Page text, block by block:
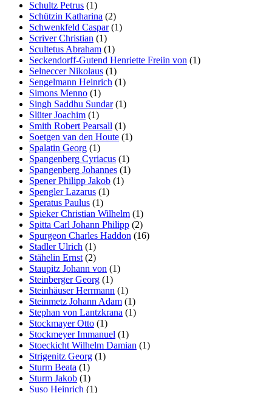
Schultz Petrus (1)
Schützin Katharina (2)
Schwenkfeld Caspar(1)
Scriver Christian (1)
Scultetus Abraham (1)
Seckendorff-Gutend Henriette Freiin von (1)
Selneccer Nikolaus (1)
Sengelmann Heinrich (1)
Simons Menno (1)
Singh Saddhu Sundar(1)
Slüter Joachim (1)
Smith Robert Pearsall (1)
Soetgen van den Houte (1)
Spalatin Georg (1)
Spangenberg Cyriacus (1)
Spangenberg Johannes (1)
Spener Philipp Jakob (1)
Spengler Lazarus (1)
Speratus Paulus (1)
Spieker Christian Wilhelm (1)
Spitta Carl Johann Philipp (2)
Spurgeon Charles Haddon (16)
Stadler Ulrich (1)
Stähelin Ernst (2)
Staupitz Johann von (1)
Steinberger Georg (1)
Steinhäuser Herrmann (1)
Steinmetz Johann Adam (1)
Stephan von Lantzkrana (1)
Stockmayer Otto (1)
Stockmeyer Immanuel (1)
Stoeckicht Wilhelm Damian (1)
Strigenitz Georg (1)
Sturm Beata (1)
Sturm Jakob (1)
Suso Heinrich (1)